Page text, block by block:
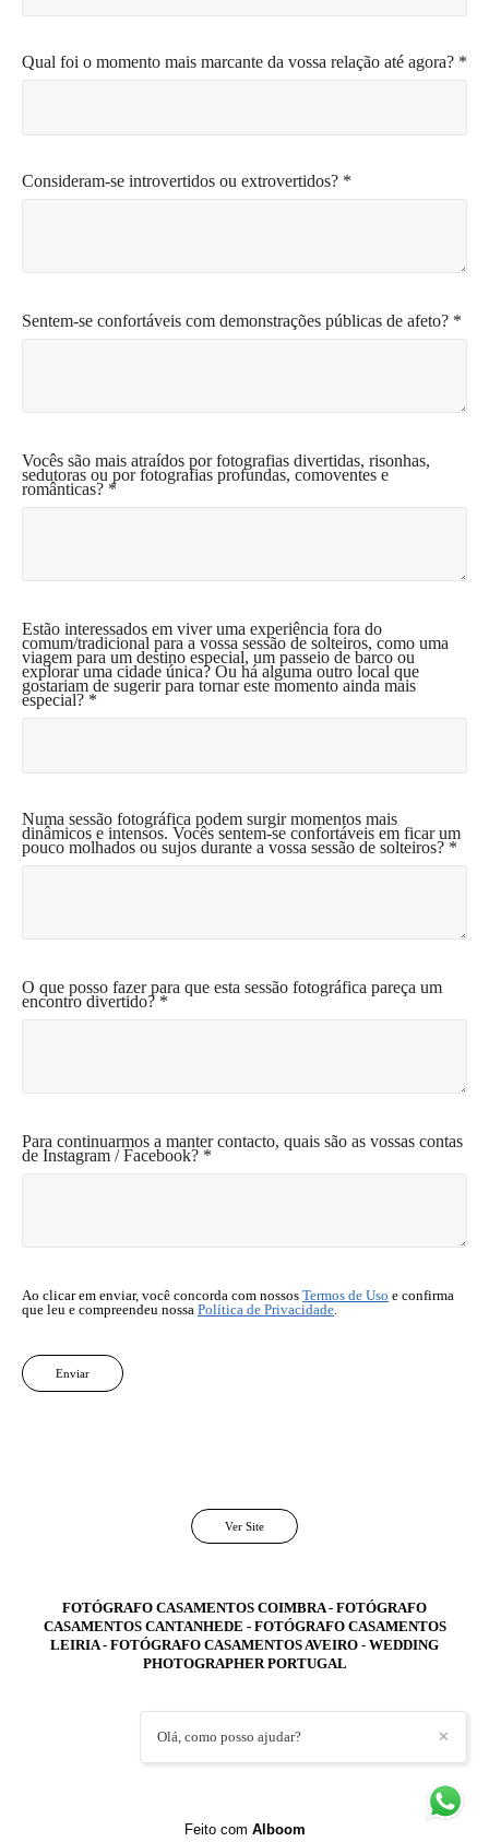
Qual foi o momento mais marcante da vossa relação até agora? *
Consideram-se introvertidos ou extrovertidos? *
Sentem-se confortáveis com demonstrações públicas de afeto? *
Vocês são mais atraídos por fotografias divertidas, risonhas,
sedutoras ou por fotografias profundas, comoventes e
românticas? *
Estão interessados em viver uma experiência fora do
comum/tradicional para a vossa sessão de solteiros, como uma
viagem para um destino especial, um passeio de barco ou
explorar uma cidade única? Ou há alguma outro local que
gostariam de sugerir para tornar este momento ainda mais
especial? *
Numa sessão fotográfica podem surgir momentos mais
dinâmicos e intensos. Vocês sentem-se confortáveis em ficar um
pouco molhados ou sujos durante a vossa sessão de solteiros? *
O que posso fazer para que esta sessão fotográfica pareça um
encontro divertido? *
Para continuarmos a manter contacto, quais são as vossas contas
de Instagram / Facebook? *
Ao clicar em enviar, você concorda com nossos Termos de Uso e confirma
que leu e compreendeu nossa Política de Privacidade.
Enviar
Ver Site
FOTÓGRAFO CASAMENTOS COIMBRA - FOTÓGRAFO
CASAMENTOS CANTANHEDE - FOTÓGRAFO CASAMENTOS
LEIRIA - FOTÓGRAFO CASAMENTOS AVEIRO - WEDDING
PHOTOGRAPHER PORTUGAL
✕
Olá, como posso ajudar?
Feito com Alboom